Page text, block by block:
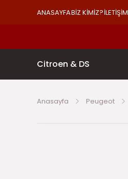
ANASAYFABİZ KİMİZ?İLETİŞİM
Citroen & DS
Anasayfa Peugeot